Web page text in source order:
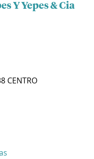
Y Yepes & Cia
CENTRO